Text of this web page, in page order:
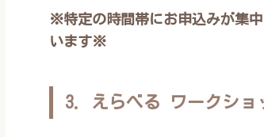
※特定の時間帯にお申込みが集
います※
3. えらべる ワークショ